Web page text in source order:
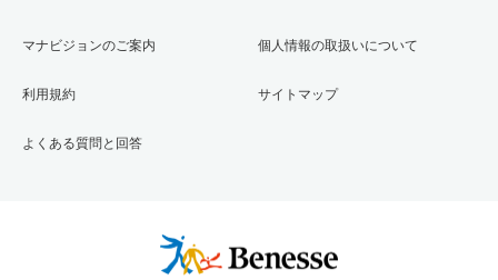
マナビジョンのご案内
利用規約
よくある質問と回答
個人情報の取扱いについて
サイトマップ